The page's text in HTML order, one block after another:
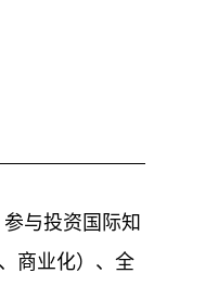
与投资国际知
商业化）、全